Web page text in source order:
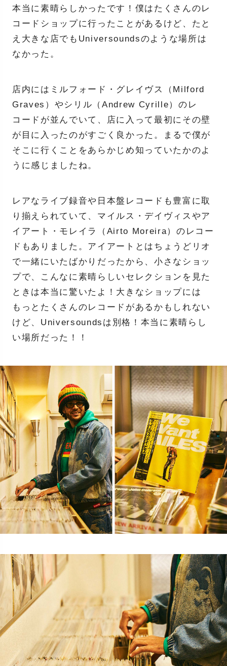
本当に素晴らしかったです！僕はたくさんのレ
コードショップに行ったことがあるけど、たと
え大きな店でもUniversoundsのような場所は
なかった。
店内にはミルフォード・グレイヴス（Milford
Graves）やシリル（Andrew Cyrille）のレ
コードが並んでいて、店に入って最初にその壁
が目に入ったのがすごく良かった。まるで僕が
そこに行くことをあらかじめ知っていたかのよ
うに感じましたね。
レアなライブ録音や日本盤レコードも豊富に取
り揃えられていて、マイルス・デイヴィスやア
イアート・モレイラ（Airto Moreira）のレコー
ドもありました。アイアートとはちょうどリオ
で一緒にいたばかりだったから、小さなショッ
プで、こんなに素晴らしいセレクションを見た
ときは本当に驚いたよ！大きなショップには
もっとたくさんのレコードがあるかもしれない
けど、Universoundsは別格！本当に素晴らし
い場所だった！！